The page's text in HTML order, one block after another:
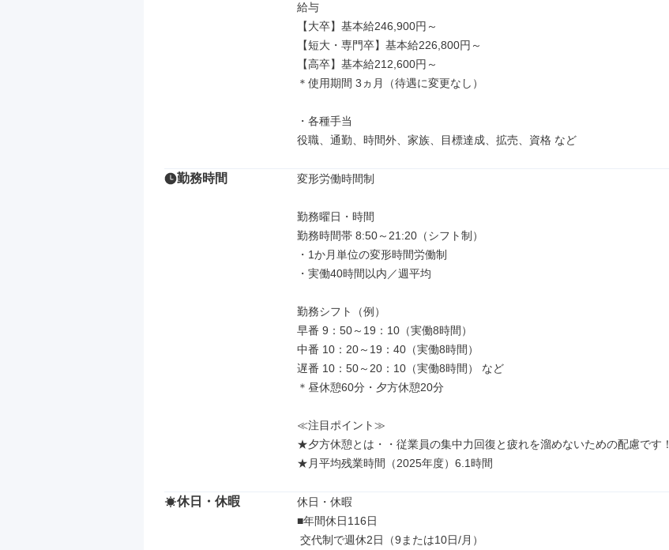
給与
【大卒】基本給246,900円～
【短大・専門卒】基本給226,800円～
【高卒】基本給212,600円～
＊使用期間 3ヵ月（待遇に変更なし）
・各種手当
役職、通勤、時間外、家族、目標達成、拡売、資格 など
勤務時間 変形労働時間制
勤務曜日・時間
勤務時間帯 8:50～21:20（シフト制）
・1か月単位の変形時間労働制
・実働40時間以内／週平均
勤務シフト（例）
早番 9：50～19：10（実働8時間）
中番 10：20～19：40（実働8時間）
遅番 10：50～20：10（実働8時間） など
＊昼休憩60分・夕方休憩20分
≪注目ポイント≫
★夕方休憩とは・・従業員の集中力回復と疲れを溜めないための配慮です！
★月平均残業時間（2025年度）6.1時間
休日・休暇
休日・休暇
■年間休日116日